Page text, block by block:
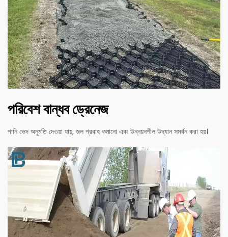
পরিবেশ বান্ধব ড্রেনেজ
পানি ভেদ অনুমতি দেওয়া যায়, জল প্রবাহ কমানো এবং উন্নয়নশীল উদ্যান সমর্থন করা হয়।